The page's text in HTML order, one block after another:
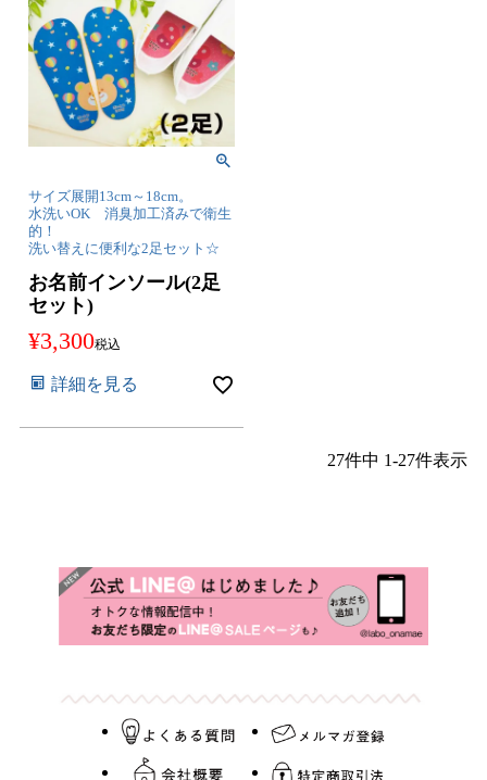
サイズ展開13cm～18cm。
水洗いOK 消臭加工済みで衛生
的！
洗い替えに便利な2足セット☆
お名前インソール(2足
セット)
¥3,300税込
詳細を見る
27件中 1-27件表示